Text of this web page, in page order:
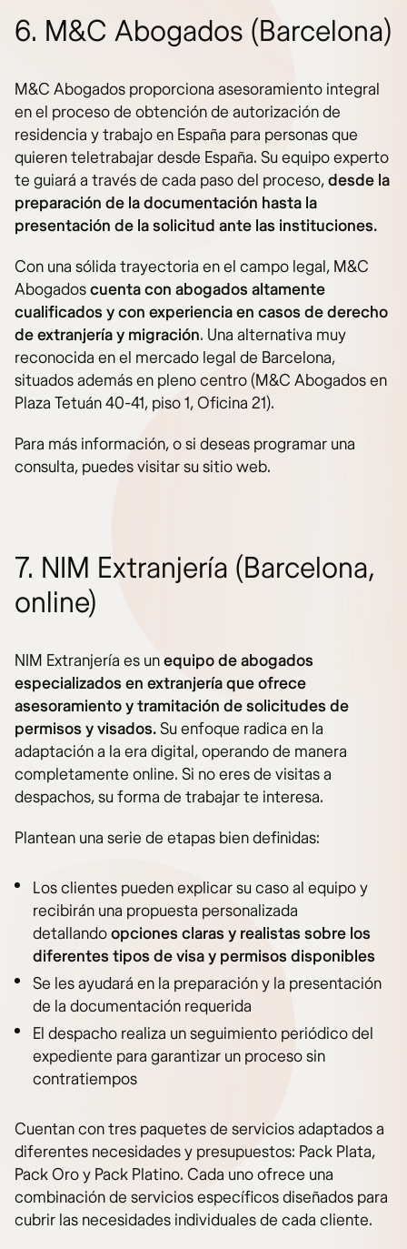
6. M&C Abogados (Barcelona)
M&C Abogados proporciona asesoramiento integral
en el proceso de obtención de autorización de
residencia y trabajo en España para personas que
quieren teletrabajar desde España. Su equipo experto
te guiará a través de cada paso del proceso,desde la
preparación de la documentación hasta la
presentación de la solicitud ante las instituciones.
Con una sólida trayectoria en el campo legal, M&C
Abogadoscuenta con abogados altamente
cualificados y con experiencia en casos de derecho
de extranjería y migración. Una alternativa muy
reconocida en el mercado legal de Barcelona,
situados además en pleno centro (M&C Abogados en
Plaza Tetuán 40-41, piso 1, Oficina 21).
Para más información, o si deseas programar una
consulta, puedes visitar su sitio web.
7. NIM Extranjería (Barcelona,
online)
NIM Extranjería es unequipo de abogados
especializados en extranjería que ofrece
asesoramiento y tramitación de solicitudes de
permisos y visados.Su enfoque radica en la
adaptación a la era digital, operando de manera
completamente online. Si no eres de visitas a
despachos, su forma de trabajar te interesa.
Plantean una serie de etapas bien definidas:
Los clientes pueden explicar su caso al equipo y
recibirán una propuesta personalizada
detallandoopciones claras y realistas sobre los
diferentes tipos de visa y permisos disponibles
Se les ayudará en la preparación y la presentación
de la documentación requerida
El despacho realiza un seguimiento periódico del
expediente para garantizar un proceso sin
contratiempos
Cuentan con tres paquetes de servicios adaptados a
diferentes necesidades y presupuestos: Pack Plata,
Pack Oro y Pack Platino. Cada uno ofrece una
combinación de servicios específicos diseñados para
cubrir las necesidades individuales de cada cliente.